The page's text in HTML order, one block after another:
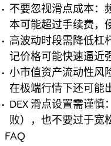
不要忽视滑点成本：
本可能超过手续费，
高波动时段需降低杠
记价格可能快速逼近
小市值资产流动性风
在极端行情下还可能
DEX 滑点设置需谨
败），也不要过于宽
FAQ